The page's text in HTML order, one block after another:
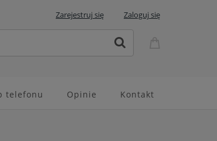
Zarejestruj się Zaloguj się
telefonu Opinie Kontakt